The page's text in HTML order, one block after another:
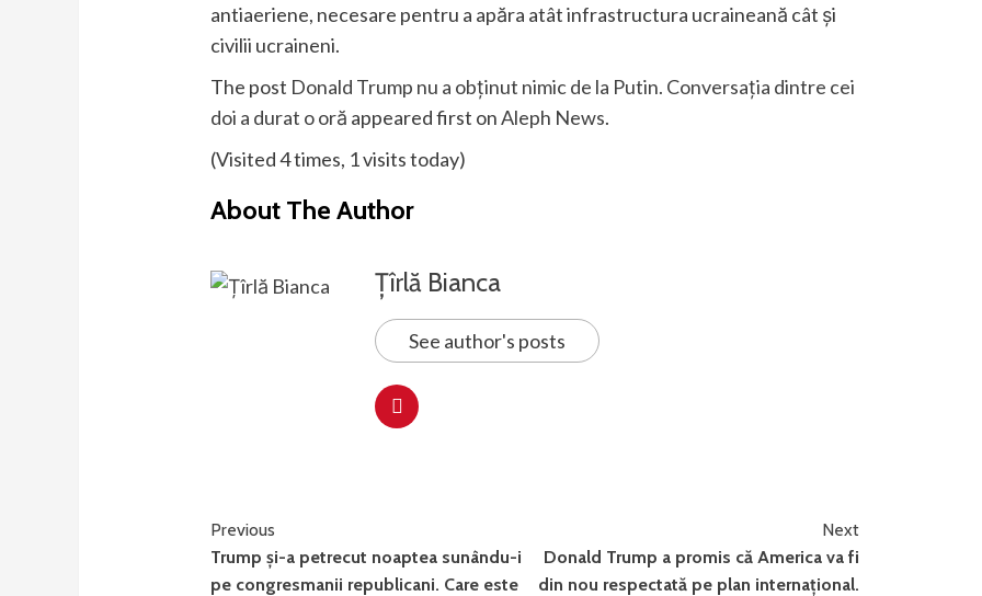
antiaeriene, necesare pentru a apăra atât infrastructura ucraineană cât și
civilii ucraineni.
The post Donald Trump nu a obținut nimic de la Putin. Conversația dintre cei
doi a durat o oră appeared first onAleph News.
(Visited 4 times, 1 visits today)
About The Author
Țîrlă Bianca
See author's posts
Continue
Reading
Previous
Trump și-a petrecut noaptea sunându-i
pe congresmanii republicani. Care este
Next
Donald Trump a promis că America va fi
din nou respectată pe plan internațional.